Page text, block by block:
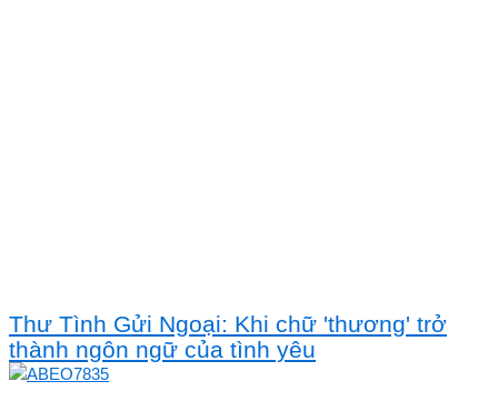
Thư Tình Gửi Ngoại: Khi chữ 'thương' trở
thành ngôn ngữ của tình yêu